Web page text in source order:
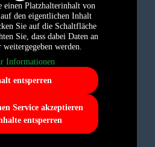
einen Platzhalterinhalt von
den eigentlichen Inhalt
Sie auf die Schaltfläche
Sie, dass dabei Daten an
werden.
Informationen
entsperren
Service akzeptieren
entsperren